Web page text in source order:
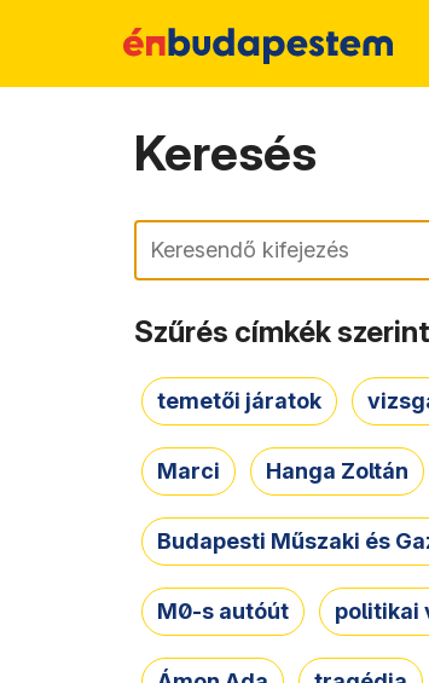
Keresés
Keresés
Szűrés címkék szerint
temetői járatok
Marci Hanga Zoltán
Budapesti Műszaki és
M0-s autóút politikai